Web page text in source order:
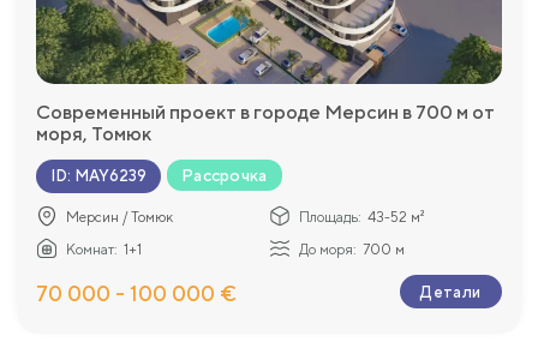
Современный проект в городе Мерсин в 700 м от
моря, Томюк
ID: MAY6239 Рассрочка
Мерсин / Томюк Площадь: 43-52 м²
Комнат: 1+1 До моря: 700 м
70 000 - 100 000 € Детали